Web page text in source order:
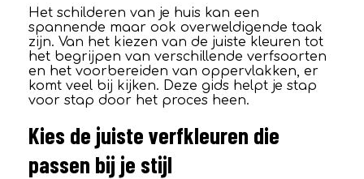
Het schilderen van je huis kan een
spannende maar ook overweldigende taak
zijn. Van het kiezen van de juiste kleuren tot
het begrijpen van verschillende verfsoorten
en het voorbereiden van oppervlakken, er
komt veel bij kijken. Deze gids helpt je stap
voor stap door het proces heen.
Kies de juiste verfkleuren die
passen bij je stijl